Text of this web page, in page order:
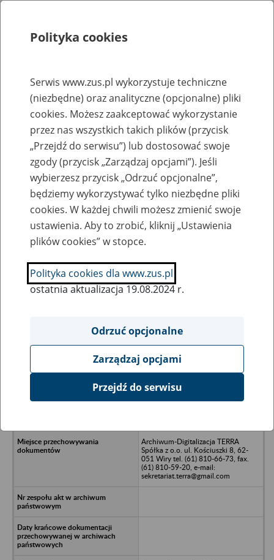
Rejestry, ewidencje i archiwa
Baza zlikwidowanych lub
przekształconych zakładów pracy
Nazwa zakładu pracy:
SZUKAJ
Ukryj wszystkie pozycje bazy
Elbląskie Stowarzyszenie Rozwoju
Archiwum-Digitalizacja TERRA
Spółka z o.o. ul. Kościuszki 8, 62-
051 Wiry tel. (61) 810-66-73, fax.
(61) 810-59-20, e-mail:
sekretariat.terra@gmail.com
Polityka cookies
Serwis www.zus.pl wykorzystuje techniczne
(niezbędne) oraz analityczne (opcjonalne) pliki
cookies. Możesz zaakceptować wykorzystanie
przez nas wszystkich takich plików (przycisk
„Przejdź do serwisu”) lub dostosować swoje
zgody (przycisk „Zarządzaj opcjami”). Jeśli
wybierzesz przycisk „Odrzuć opcjonalne”,
będziemy wykorzystywać tylko niezbędne pliki
cookies. W każdej chwili możesz zmienić swoje
ustawienia. Aby to zrobić, kliknij „Ustawienia
plików cookies” w stopce.
Polityka cookies dla www.zus.pl
ostatnia aktualizacja 19.08.2024 r.
Odrzuć opcjonalne
Zarządzaj opcjami
Przejdź do serwisu